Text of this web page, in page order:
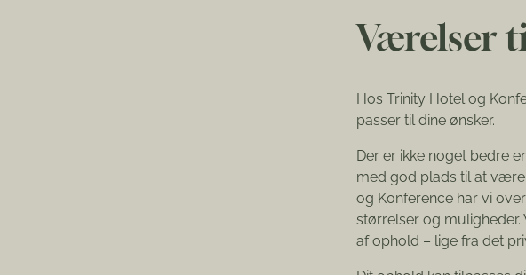
Værelser
Hos Trinity Hotel og
passer til dine ønsker.
Der er ikke noget bedre
med god plads til at være
og Konference har vi
størrelser og
af ophold – lige fra det